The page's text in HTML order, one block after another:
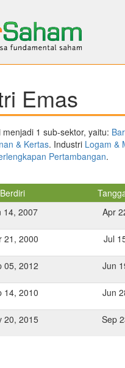
Emas
menjadi 1 sub-sektor, yaitu:
& Kertas. Industri Logam &
Pertambangan.
Berdiri
14, 2007 Apr
21, 2000 Jul
05, 2012 Jun
14, 2010 Jun
20, 2015 Sep